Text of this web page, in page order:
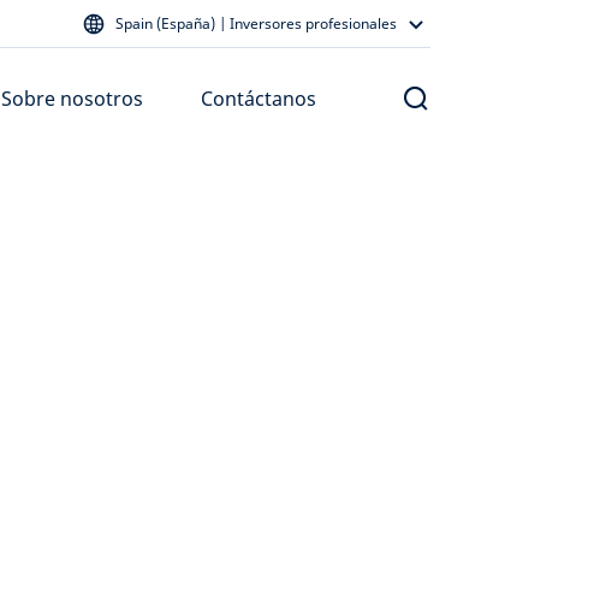
Spain (España) | Inversores profesionales
Sobre nosotros Contáctanos